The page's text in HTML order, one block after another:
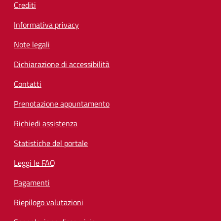
Crediti
Informativa privacy
Note legali
Dichiarazione di accessibilità
Contatti
Prenotazione appuntamento
Richiedi assistenza
Statistiche del portale
Leggi le FAQ
Pagamenti
Riepilogo valutazioni